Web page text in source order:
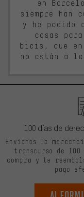
en
siempre han
y he podido
cosas
bicis, que en
no están a
100 días de
Envíanos la
transcurso de 100
compra y te
pago